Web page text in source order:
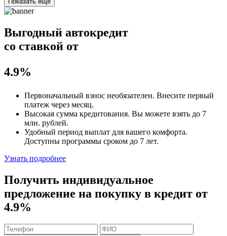
Выгодный автокредит
со ставкой от
4.9%
Первоначальный взнос необязателен. Внесите первый
платеж через месяц.
Высокая сумма кредитования. Вы можете взять до 7
млн. рублей.
Удобный период выплат для вашего комфорта.
Доступны программы сроком до 7 лет.
Узнать подробнее
Получить индивидуальное
предложение на покупку в кредит от
4.9%